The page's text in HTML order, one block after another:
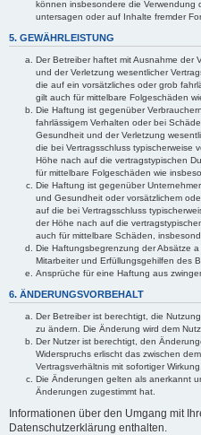
können insbesondere die Verwendung
untersagen oder auf Inhalte fremder
5. GEWÄHRLEISTUNG
Der Betreiber haftet mit Ausnahme der
und der Verletzung wesentlicher
die auf ein vorsätzliches oder grob
gilt auch für mittelbare Folgeschäden
Die Haftung ist gegenüber
fahrlässigem Verhalten oder bei
Gesundheit und der Verletzung
die bei Vertragsschluss typischerweise
Höhe nach auf die vertragstypischen
für mittelbare Folgeschäden wie
Die Haftung ist gegenüber
und Gesundheit oder vorsätzlichem
auf die bei Vertragsschluss
der Höhe nach auf die
auch für mittelbare Schäden,
Die Haftungsbegrenzung der Absätze
Mitarbeiter und Erfüllungsgehilfen des
Ansprüche für eine Haftung aus
6. ÄNDERUNGSVORBEHALT
Der Betreiber ist berechtigt, die
zu ändern. Die Änderung wird dem
Der Nutzer ist berechtigt, den
Widerspruchs erlischt das zwischen
Vertragsverhältnis mit sofortiger Wirkung.
Die Änderungen gelten als anerkannt
Änderungen zugestimmt hat.
Informationen über den Umgang mit
Datenschutzerklärung enthalten.